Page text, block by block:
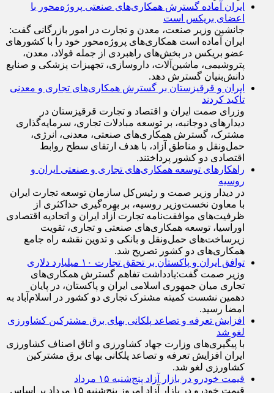
تومان رسیده است.
ایران آماده گسترش همکاری‌های صنعتی پروژه‌محور با
اعضای بریکس است
جانشین وزیر صنعت، معدن و تجارت در امور بازرگانی گفت:
ایران آماده است همکاری‌های پروژه‌محور خود را با کشور‌های
عضو بریکس در بخش‌های راهبردی از جمله فولاد، معدن،
پتروشیمی، ماشین‌آلات، داروسازی، تجهیزات پزشکی و صنایع
دانش‌بنیان گسترش دهد.
ایران و قرقیزستان بر گسترش همکاری‌های تجاری و معدنی
تأکید کردند
وزرای صمت ایران و اقتصاد و تجارت قرقیزستان در
دیدار‌های دوجانبه، بر توسعه مبادلات تجاری، سرمایه‌گذاری
مشترک، گسترش همکاری‌های صنعتی، معدنی، انرژی،
حمل‌ونقل و مناطق آزاد، با هدف ارتقای سطح روابط
اقتصادی دو کشور پرداختند.
راهکارهای توسعه همکاری‌های تجاری و صنعتی ایران و
روسیه
در دیدار وزیر صمت و رئیس‌کل سازمان توسعه تجارت ایران
با معاون نخست‌وزیر روسیه، بر بهره‌گیری حداکثری از
ظرفیت‌های موافقت‌نامه تجارت آزاد ایران و اتحادیه اقتصادی
اوراسیا، توسعه همکاری‌های صنعتی و تجاری، تقویت
زیرساخت‌های حمل‌ونقل و بانکی و تدوین نقشه راه جامع
همکاری‌های دو کشور تصریح شد.
توافق ایران و پاکستان بر تحقق تجارت ۱۰ میلیارد دلاری
وزیر صمت گفت:یادداشت تفاهم گسترش همکاری‌های
تجاری میان جمهوری اسلامی ایران و پاکستان، در پایان
دهمین نشست کمیته مشترک تجاری دو کشور در اسلام‌آباد به
امضا رسید.
افزایش تعرفه و تصاعد پلکانی بهای برق مشترکین کشاورزی
لغو شد
با پیگیری‌های وزارت جهاد کشاورزی و اتاق اصناف کشاورزی
ایران افزایش تعرفه و تصاعد پلکانی بهای برق مشترکین
کشاورزی لغو شد.
قیمت خودرو در بازار آزاد پنج‌شنبه ۱۵ مرداد